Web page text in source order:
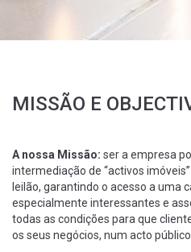
MISSÃO E
A nossa Missão: ser a empresa
intermediação de “activos
leilão, garantindo o acesso a uma
especialmente interessantes e
todas as condições para que
os seus negócios, num acto